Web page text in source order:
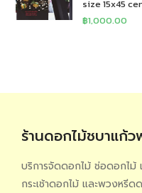
size 15x45
฿1,000.00
ร้านดอกไม้ชบาแก้
บริการจัดดอกไม้ ช่อดอกไม้
กระเช้าดอกไม้ และพวงหรีด